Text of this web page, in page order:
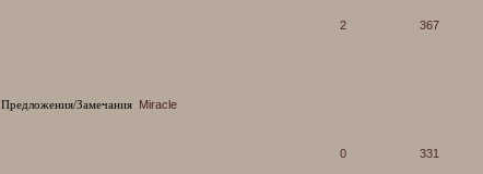
2 367
Предложения/Замечания Miracle
0 331